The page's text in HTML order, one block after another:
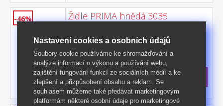
-46% Židle PRIMA hnědá 3035
hnědá nohy masiv lak, barevné
provedení tmavě hnědá výška sedu 47 cm,
doporučená nosnost do 120 kg
Kód produktu: 3035
Skladem>5 ks
1 399 Kčs DPH
-46% 2 595 Kč **
Nastavení cookies a osobních údajů
Soubory cookie používáme ke shromažďování a
analýze informací o výkonu a používání webu,
zajištění fungování funkcí ze sociálních médií a ke
zlepšení a přizpůsobení obsahu a reklam. Se
souhlasem můžeme také předávat marketingovým
platformám některé osobní údaje pro marketingové